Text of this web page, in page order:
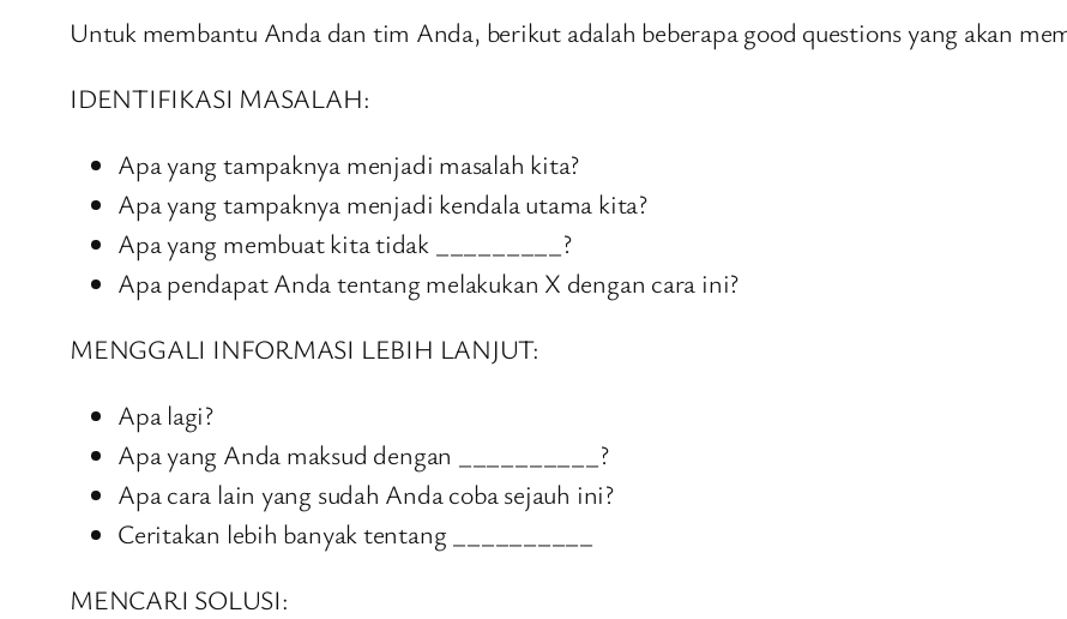
Untuk membantu Anda dan tim Anda, berikut adalah beberapa good questions yang akan
IDENTIFIKASI MASALAH:
Apa yang tampaknya menjadi masalah kita?
Apa yang tampaknya menjadi kendala utama kita?
Apa yang membuat kita tidak _________?
Apa pendapat Anda tentang melakukan X dengan cara ini?
MENGGALI INFORMASI LEBIH LANJUT:
Apa lagi?
Apa yang Anda maksud dengan __________?
Apa cara lain yang sudah Anda coba sejauh ini?
Ceritakan lebih banyak tentang __________
MENCARI SOLUSI: